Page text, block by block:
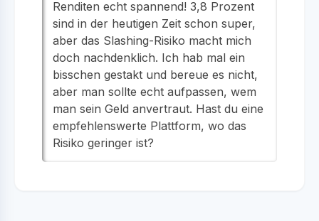
Renditen echt spannend! 3,8 Prozent
sind in der heutigen Zeit schon super,
aber das Slashing-Risiko macht mich
doch nachdenklich. Ich hab mal ein
bisschen gestakt und bereue es nicht,
aber man sollte echt aufpassen, wem
man sein Geld anvertraut. Hast du eine
empfehlenswerte Plattform, wo das
Risiko geringer ist?